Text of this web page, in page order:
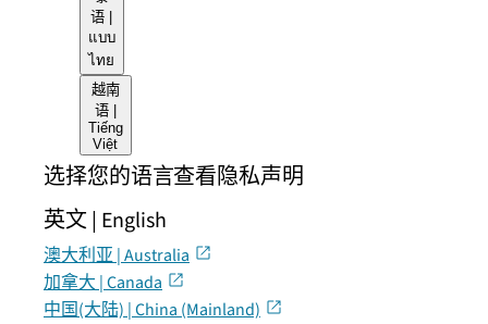
语 |
แบบ
ไทย
越南
语 |
Tiếng
Việt
选择您的语言查看隐私声明
英文 | English
澳大利亚 | Australia
加拿大 | Canada
中国(大陆) | China (Mainland)